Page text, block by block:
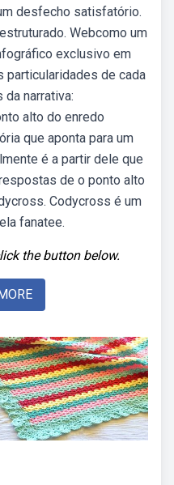
desfecho satisfatório.
Webcomo um
exclusivo em
particularidades de cada
narrativa:
alto do enredo
que aponta para um
é a partir dele que
de o ponto alto
Codycross é um
fanatee.
the button below.